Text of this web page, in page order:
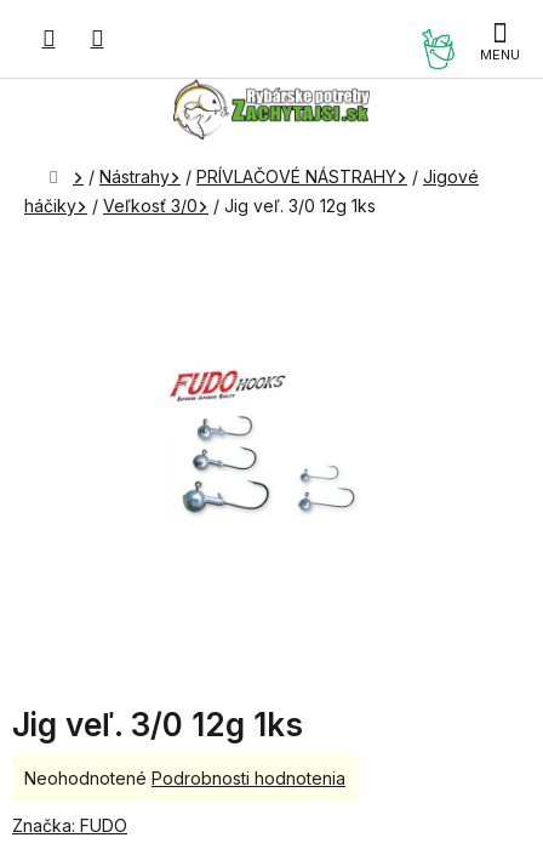
Domov
/ Nástrahy / PRÍVLAČOVÉ NÁSTRAHY / Jigové
háčiky
/ Veľkosť 3/0 / Jig veľ. 3/0 12g 1ks
Jig veľ. 3/0 12g 1ks
Priemerné
produktu
Neohodnotené Podrobnosti hodnotenia
Značka: FUDO